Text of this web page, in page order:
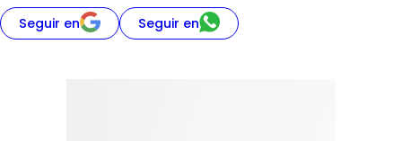
Seguir en Seguir en